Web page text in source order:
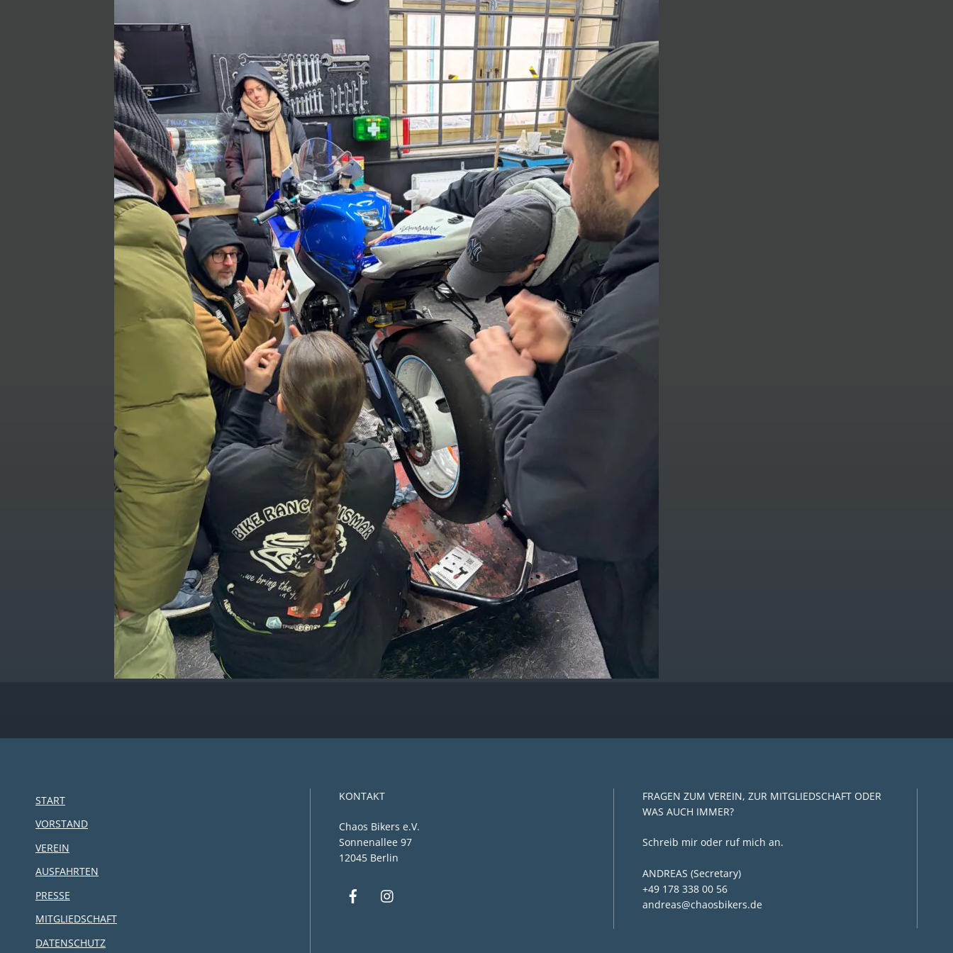
START
VORSTAND
VEREIN
AUSFAHRTEN
PRESSE
MITGLIEDSCHAFT
DATENSCHUTZ
KONTAKT
Chaos Bikers e.V.
Sonnenallee 97
12045 Berlin
FRAGEN ZUM VEREIN, ZUR MITGLIEDSCHAFT ODER
WAS AUCH IMMER?
Schreib mir oder ruf mich an.
ANDREAS (Secretary)
+49 178 338 00 56
andreas@chaosbikers.de